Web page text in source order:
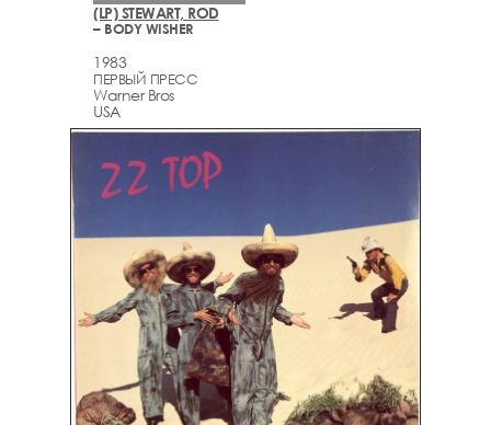
(LP) STEWART, ROD
– BODY WISHER
1983
ПЕРВЫЙ ПРЕСС
Warner Bros
USA